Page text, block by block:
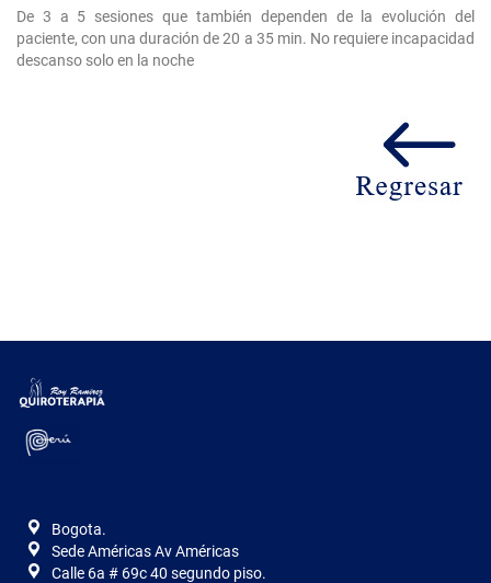
De 3 a 5 sesiones que también dependen de la evolución del
paciente, con una duración de 20 a 35 min. No requiere incapacidad
descanso solo en la noche
Bogota.
Sede Américas Av Américas
Calle 6a # 69c 40 segundo piso.